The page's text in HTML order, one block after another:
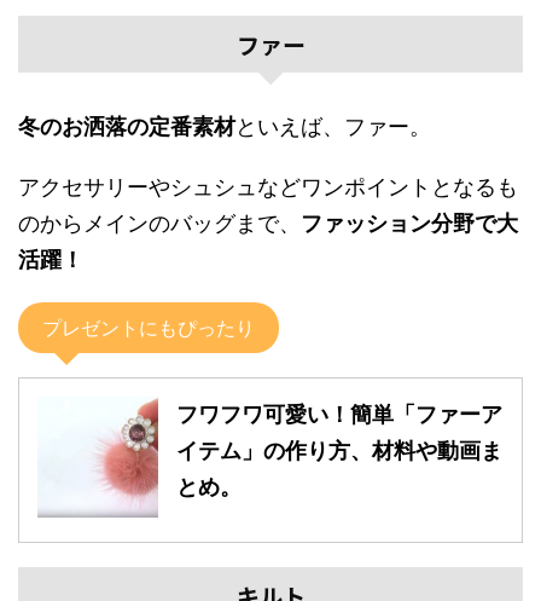
ファー
冬のお洒落の定番素材といえば、ファー。
アクセサリーやシュシュなどワンポイントとなるも
のからメインのバッグまで、 ファッション分野で大
活躍！
プレゼントにもぴったり
フワフワ可愛い！簡単「ファーア
イテム」の作り方、材料や動画ま
とめ。